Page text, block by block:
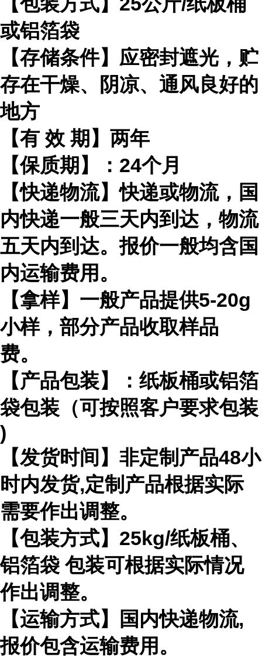
或铝箔袋
【存储条件】应密封遮光，贮
存在干燥、阴凉、通风良好的
地方
【有 效 期】两年
【保质期】： 24个月
【快递物流】快递或物流，国
内快递一般三天内到达，物流
五天内到达。报价一般均含国
内运输费用。
【拿样】一般产品提供5-20g
小样，部分产品收取样品
费。
【产品包装】：纸板桶或铝箔
袋包装（可按照客户要求包装
)
【发货时间】非定制产品48小
时内发货,定制产品根据实际
需要作出调整。
【包装方式】 25kg/纸板桶、
铝箔袋 包装可根据实际情况
作出调整。
【运输方式】国内快递物流,
报价包含运输费用。